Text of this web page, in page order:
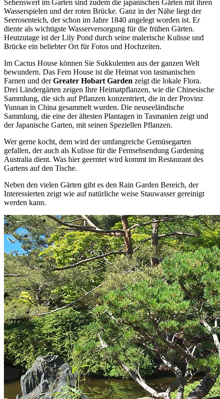
Sehenswert im Garten sind zudem die japanischen Gärten mit ihren
Wasserspielen und der roten Brücke. Ganz in der Nähe liegt der
Seerosenteich, der schon im Jahre 1840 angelegt worden ist. Er
diente als wichtigste Wasserversorgung für die frühen Gärten.
Heutzutage ist der Lily Pond durch seine malerische Kulisse und
Brücke ein beliebter Ort für Fotos und Hochzeiten.
Im Cactus House können Sie Sukkulenten aus der ganzen Welt
bewundern. Das Fern House ist die Heimat von tasmanischen
Farnen und derGreater Hobart Garden zeigt die lokale Flora.
Drei Ländergärten zeigen Ihre Heimatpflanzen, wie die Chinesische
Sammlung, die sich auf Pflanzen konzentriert, die in der Provinz
Yunnan in China gesammelt wurden. Die neuseeländische
Sammlung, die eine der ältesten Plantagen in Tasmanien zeigt und
der Japanische Garten, mit seinen Speziellen Pflanzen.
Wer gerne kocht, dem wird der umfangreiche Gemüsegarten
gefallen, der auch als Kulisse für die Fernsehsendung Gardening
Australia dient. Was hier geerntet wird kommt im Restaurant des
Gartens auf den Tische.
Neben den vielen Gärten gibt es den Rain Garden Bereich, der
Interessierten zeigt wie auf natürliche weise Stauwasser gereinigt
werden kann.